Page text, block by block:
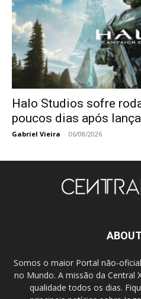
Halo Studios sofre
poucos dias após
Gabriel Vieira - 06/08/2026
Somos o maior Portal não-
no Mundo. A missão da Central
qualidade todos os dias.